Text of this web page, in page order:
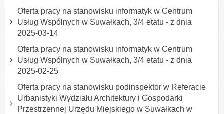
Oferta pracy na stanowisku informatyk w Centrum
Usług Wspólnych w Suwałkach, 3/4 etatu - z dnia
2025-03-14
Oferta pracy na stanowisku informatyk w Centrum
Usług Wspólnych w Suwałkach, 3/4 etatu - z dnia
2025-02-25
Oferta pracy na stanowisku podinspektor w Referacie
Urbanistyki Wydziału Architektury i Gospodarki
Przestrzennej Urzędu Miejskiego w Suwałkach w